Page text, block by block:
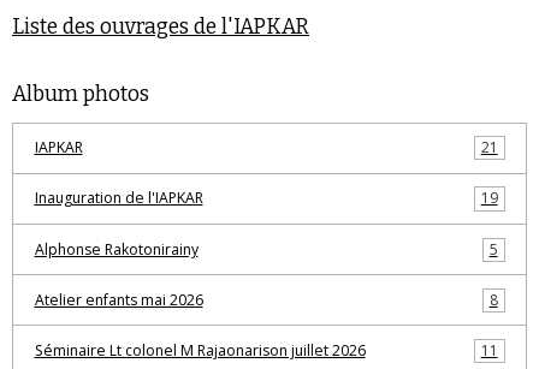
Liste des ouvrages de l'IAPKAR
Album photos
IAPKAR 21
Inauguration de l'IAPKAR 19
Alphonse Rakotonirainy 5
Atelier enfants mai 2026 8
Séminaire Lt colonel M Rajaonarison juillet 2026 11